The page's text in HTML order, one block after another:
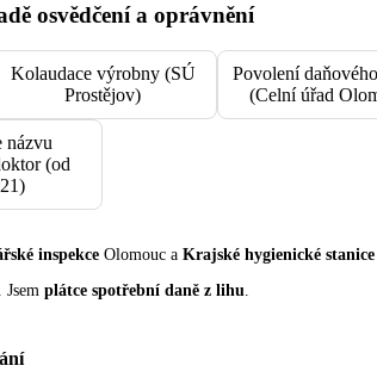
osvědčení a oprávnění
Kolaudace výrobny (SÚ
Prostějov)
Povolení
(Celní úřad
názvu
(od
inspekce Olomouc a Krajské hygienické stanice
Jsem plátce spotřební daně z lihu.